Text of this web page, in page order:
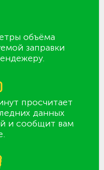
объёма
заправки
просчитает
данных
и сообщит вам